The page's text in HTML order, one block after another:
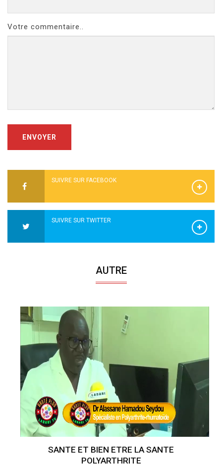
Votre commentaire..
ENVOYER
SUIVRE SUR FACEBOOK
SUIVRE SUR TWITTER
AUTRE
SANTE ET BIEN ETRE LA SANTE
POLYARTHRITE